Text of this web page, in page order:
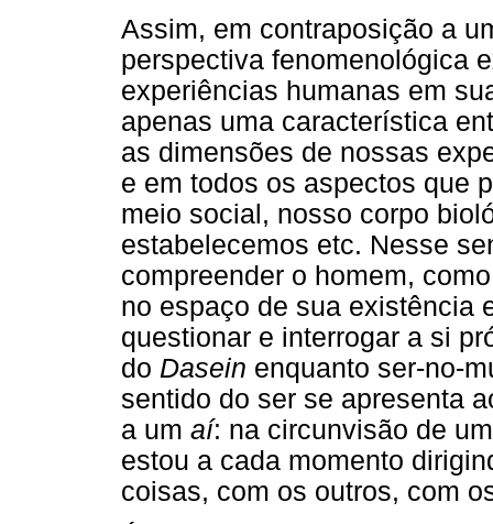
Assim, em contraposição a
perspectiva fenomenológica
experiências humanas em
apenas uma característica
as dimensões de nossas
e em todos os aspectos que
meio social, nosso corpo
estabelecemos etc. Nesse
compreender o homem,
no espaço de sua existência
questionar e interrogar a si
do Dasein enquanto ser-no-
sentido do ser se apresenta
a um aí: na circunvisão de
estou a cada momento
coisas, com os outros, com